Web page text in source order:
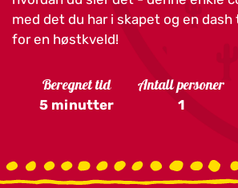
med det du har i skapet og en
for en høstkveld!
Beregnet tid
5 minutter
Antall personer
1